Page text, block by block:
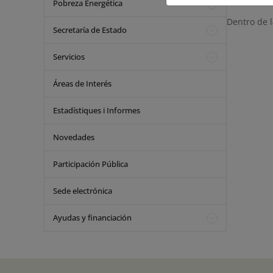
Pobreza Energética
Secretaría de Estado
Servicios
Áreas de Interés
Estadístiques i Informes
Novedades
Participación Pública
Sede electrónica
Ayudas y financiación
Dentro de